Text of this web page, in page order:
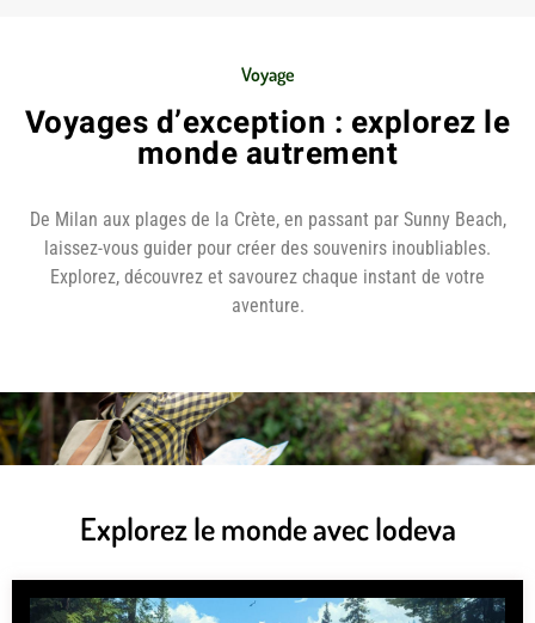
Voyage
Voyages d’exception : explorez le
monde autrement
De Milan aux plages de la Crète, en passant par Sunny Beach,
laissez-vous guider pour créer des souvenirs inoubliables.
Explorez, découvrez et savourez chaque instant de votre
aventure.
Explorez le monde avec lodeva